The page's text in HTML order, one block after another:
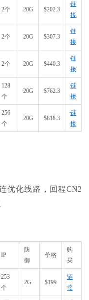
2个 20G $202.3
链
接
2个 20G $307.3
链
接
2个 20G $440.3
链
接
128
个
20G $762.3
链
接
256
个
20G $818.3
链
接
优化线路，回程CN2
IP
防
御
价格
购
买
253
个
2G $199
链
接